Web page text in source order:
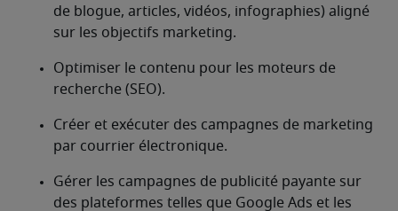
de blogue, articles, vidéos, infographies) aligné
sur les objectifs marketing.
Optimiser le contenu pour les moteurs de
recherche (SEO).
Créer et exécuter des campagnes de marketing
par courrier électronique.
Gérer les campagnes de publicité payante sur
des plateformes telles que Google Ads et les